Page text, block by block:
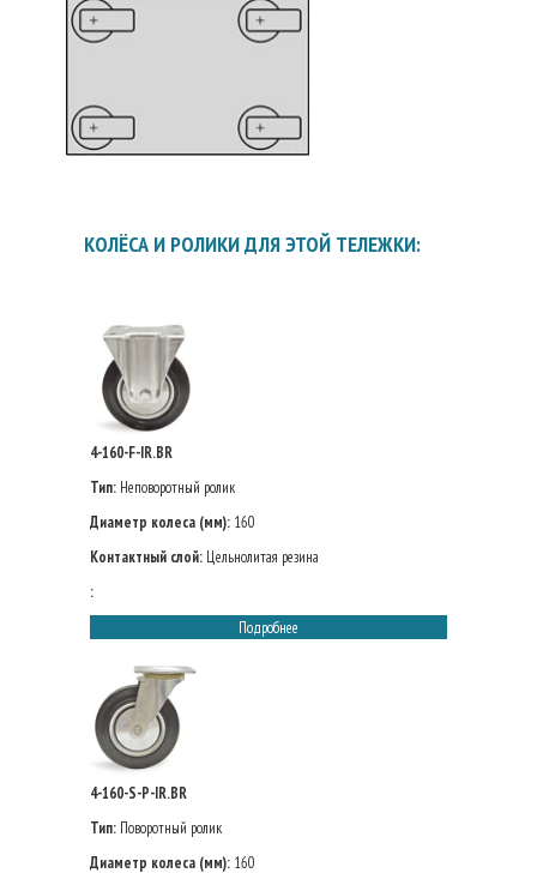
КОЛЁСА И РОЛИКИ ДЛЯ ЭТОЙ ТЕЛЕЖКИ:
4-160-F-IR.BR
Тип: Неповоротный ролик
Диаметр колеса (мм): 160
Контактный слой: Цельнолитая резина
:
Подробнее
4-160-S-P-IR.BR
Тип: Поворотный ролик
Диаметр колеса (мм): 160